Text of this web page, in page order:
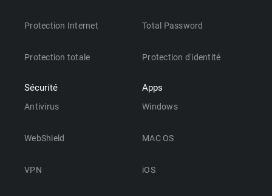
Protection Internet
Protection totale
Sécurité
Antivirus
WebShield
VPN
Total Password
Protection d'identité
Apps
Windows
MAC OS
iOS